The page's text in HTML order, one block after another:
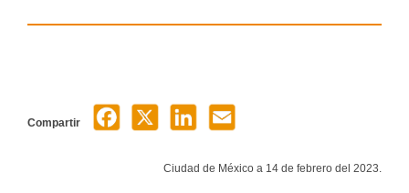
Compartir
Ciudad de México a 14 de febrero del 2023.